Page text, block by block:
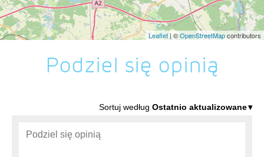
Leaflet| ©OpenStreetMapcontributors
Podziel się opinią